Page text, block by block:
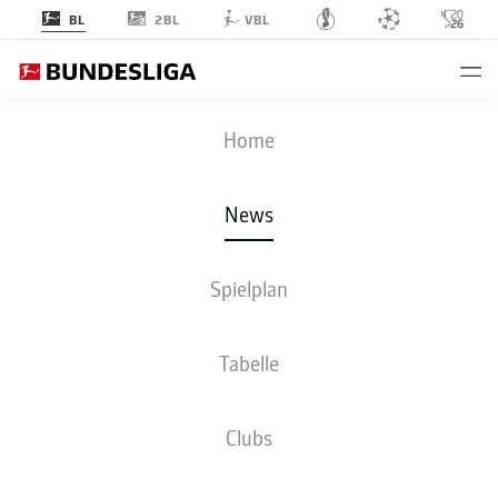
BL 2BL VBL
Home
News
Spielplan
Tabelle
Clubs
- © IMAGO/Jerry Andre